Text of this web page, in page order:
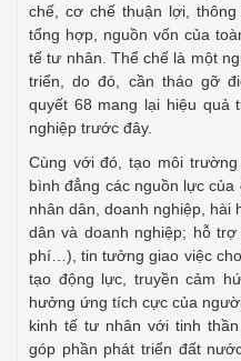
chế, cơ chế thuận lợi,
tổng hợp, nguồn vốn của
tế tư nhân. Thể chế là một
triển, do đó, cần tháo gỡ
quyết 68 mang lại hiệu quả
nghiệp trước đây.
Cùng với đó, tạo môi
bình đẳng các nguồn lực
nhân dân, doanh nghiệp,
dân và doanh nghiệp; hỗ
phí…), tin tưởng giao việc
tạo động lực, truyền cảm
hưởng ứng tích cực của
kinh tế tư nhân với tinh
góp phần phát triển đất